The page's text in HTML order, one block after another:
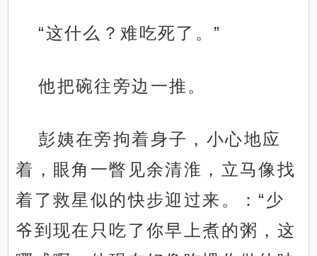
“这什么？难吃死了。”
他把碗往旁边一推。
彭姨在旁拘着身子，小心地应
着，眼角一瞥见余清淮，立马像找
着了救星似的快步迎过来。：“少
爷到现在只吃了你早上煮的粥，这